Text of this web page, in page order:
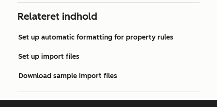
Relateret indhold
Set up automatic formatting for property rules
Set up import files
Download sample import files